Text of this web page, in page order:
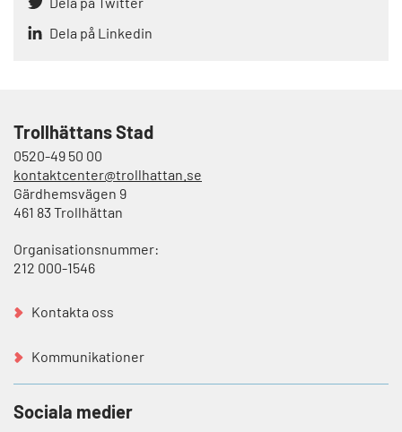
Dela på Linkedin
Trollhättans Stad
0520-49 50 00
kontaktcenter@trollhattan.se
Gärdhemsvägen 9
461 83 Trollhättan
Organisationsnummer:
212 000-1546
Kontakta oss
Kommunikationer
Sociala medier